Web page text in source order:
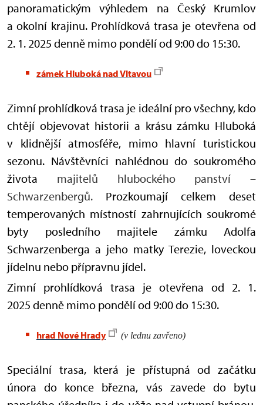
panoramatickým výhledem na Český Krumlov
a okolní krajinu. Prohlídková trasa je otevřena od
2. 1. 2025 denně mimo pondělí od 9:00 do 15:30.
zámek Hluboká nad Vltavou
Zimní prohlídková trasa je ideální pro všechny, kdo
chtějí objevovat historii a krásu zámku Hluboká
v klidnější atmosféře, mimo hlavní turistickou
sezonu. Návštěvníci nahlédnou do soukromého
života majitelů hlubockého panství –
Schwarzenbergů. Prozkoumají celkem deset
temperovaných místností zahrnujících soukromé
byty posledního majitele zámku Adolfa
Schwarzenberga a jeho matky Terezie, loveckou
jídelnu nebo přípravnu jídel.
Zimní prohlídková trasa je otevřena od 2. 1.
2025 denně mimo pondělí od 9:00 do 15:30.
hrad Nové Hrady (v lednu zavřeno)
Speciální trasa, která je přístupná od začátku
února do konce března, vás zavede do bytu